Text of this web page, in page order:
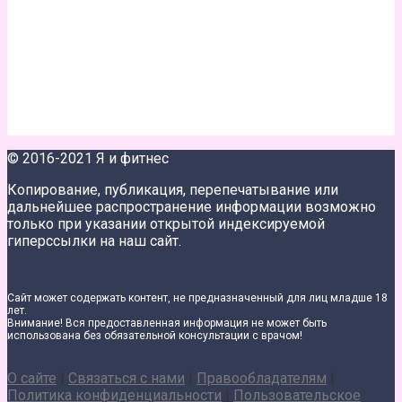
© 2016-2021 Я и фитнес
Копирование, публикация, перепечатывание или
дальнейшее распространение информации возможно
только при указании открытой индексируемой
гиперссылки на наш сайт.
Сайт может содержать контент, не предназначенный для лиц младше 18
лет.
Внимание! Вся предоставленная информация не может быть
использована без обязательной консультации с врачом!
О сайте Связаться с нами Правообладателям
Политика конфиденциальности
Пользовательское